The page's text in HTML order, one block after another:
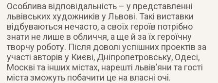
Особлива відповідальність – у представленні
львівських художників у Львові. Такі виставки
відбуваються нечасто, а своїх героїв потрібно
знати не лише в обличчя, а ще й за їх героїчну
творчу роботу. Після доволі успішних проектів за
участі авторів у Києві, Дніпропетровську, Одесі,
Москві та інших містах, нарешті львів’яни та гості
міста зможуть побачити це на власні очі.